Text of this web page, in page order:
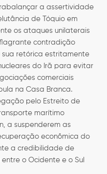
a assertividade
de Tóquio em
os ataques unilaterais
contradição
sua retórica estritamente
do Irã para evitar
comerciais
na Casa Branca.
pelo Estreito de
marítimo
a suspenderem as
econômica do
a credibilidade de
o Ocidente e o Sul